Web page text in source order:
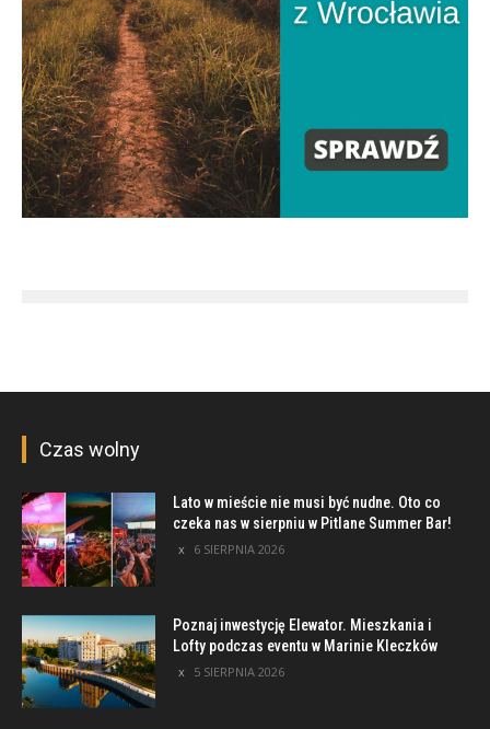
Czas wolny
Lato w mieście nie musi być nudne. Oto co
czeka nas w sierpniu w Pitlane Summer Bar!
6 SIERPNIA 2026
Poznaj inwestycję Elewator. Mieszkania i
Lofty podczas eventu w Marinie Kleczków
5 SIERPNIA 2026